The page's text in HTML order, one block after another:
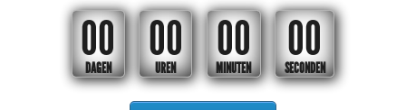
00
DAGEN
00
UREN
00
MINUTEN
00
SECONDEN